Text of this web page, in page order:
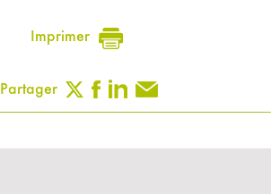
Imprimer
Partager